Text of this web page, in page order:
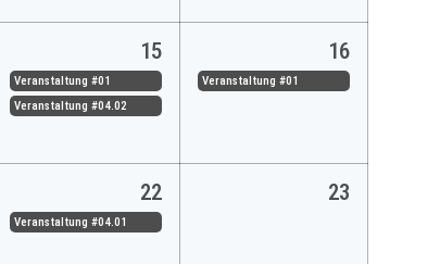
15
Veranstaltung #01
Veranstaltung #04.02
16
Veranstaltung #01
22
Veranstaltung #04.01
23